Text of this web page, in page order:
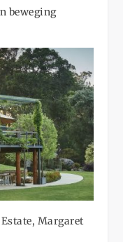
beweging
Margaret